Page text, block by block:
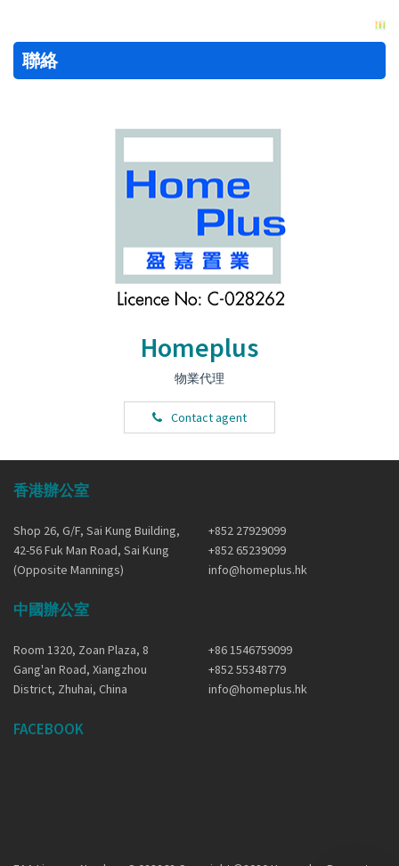
聯絡
Homeplus
物業代理
Contact agent
香港辦公室
Shop 26, G/F, Sai Kung Building,
42-56 Fuk Man Road, Sai Kung
(Opposite Mannings)
+852 27929099
+852 65239099
info@homeplus.hk
中國辦公室
Room 1320, Zoan Plaza, 8
Gang'an Road, Xiangzhou
District, Zhuhai, China
+86 1546759099
+852 55348779
info@homeplus.hk
FACEBOOK